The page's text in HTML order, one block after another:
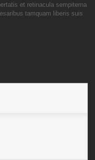
et retinacula sempiterna
tamquam liberis suis